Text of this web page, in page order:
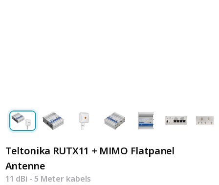
Teltonika RUTX11 + MIMO Flatpanel
Antenne
11 dBi - 5 Meter kabels